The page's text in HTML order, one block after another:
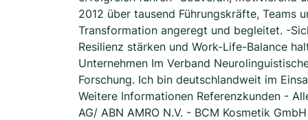
2012 über tausend Führungskräfte, Teams
Transformation angeregt und begleitet. -
Resilienz stärken und Work-Life-Balance
Unternehmen Im Verband
Forschung. Ich bin deutschlandweit im
Weitere Informationen Referenzkunden -
AG/ ABN AMRO N.V. - BCM Kosmetik